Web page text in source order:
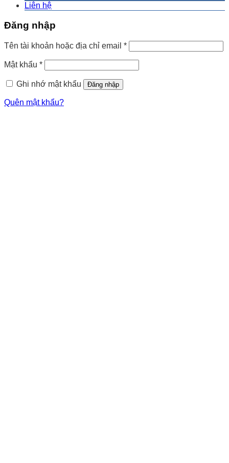
Liên hệ
Đăng nhập
Tên tài khoản hoặc địa chỉ email *
Mật khẩu *
Ghi nhớ mật khẩu Đăng nhập
Quên mật khẩu?